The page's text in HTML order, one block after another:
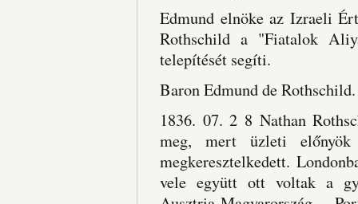
Edmund elnöke az Izraeli
Rothschild a "Fiatalok
telepítését segíti.
Baron Edmund de Rothschild.
1836. 07. 2 8 Nathan
meg, mert üzleti
megkeresztelkedett.
vele együtt ott voltak a